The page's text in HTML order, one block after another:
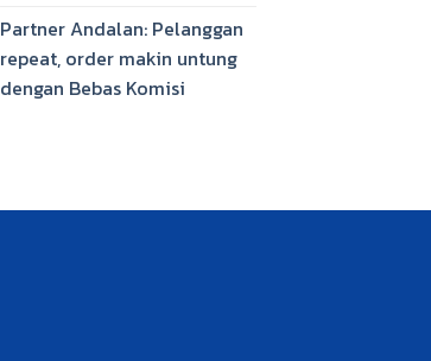
Partner Andalan: Pelanggan
repeat, order makin untung
dengan Bebas Komisi